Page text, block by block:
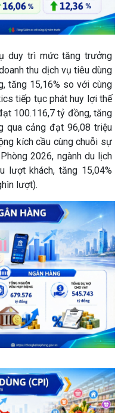
duy trì mức tăng trưởng
thu dịch vụ tiêu dùng
tăng 15,16% so với cùng
tiếp tục phát huy lợi thế
100.116,7 tỷ đồng, tăng
qua cảng đạt 96,08 triệu
kích cầu cùng chuỗi sự
2026, ngành du lịch
lượt khách, tăng 15,04%
lượt).